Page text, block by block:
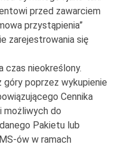
przed zawarciem
przystąpienia”
zarejestrowania się
czas nieokreślony.
góry poprzez wykupienie
Cennika
możliwych do
Pakietu lub
ów w ramach